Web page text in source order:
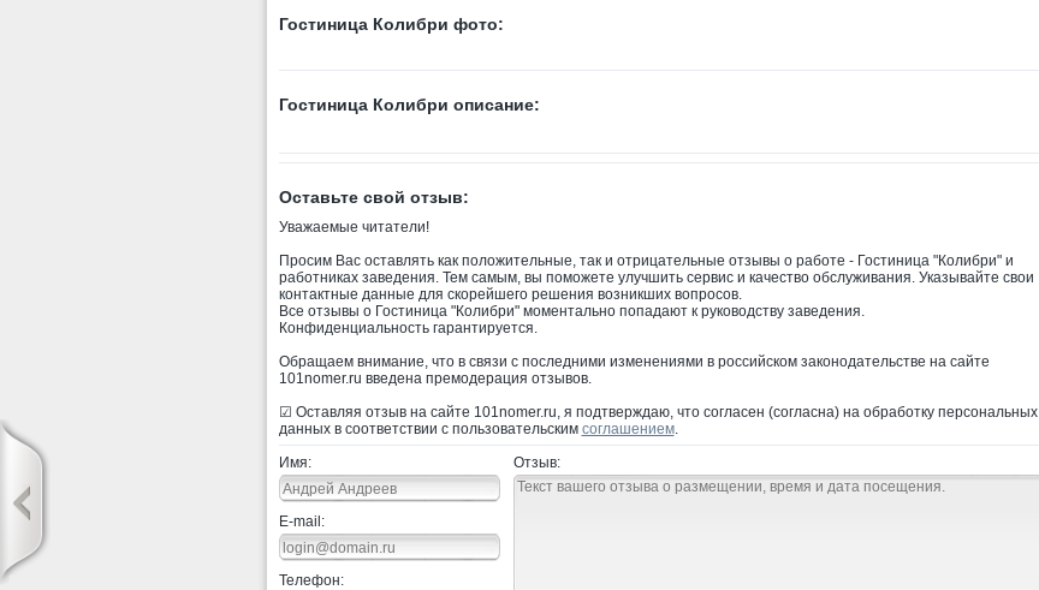
Гостиница Колибри фото:
Гостиница Колибри описание:
Оставьте свой отзыв:
Уважаемые читатели!
Просим Вас оставлять как положительные, так и отрицательные отзывы о работе - Гостиница "Колибри" и
работниках заведения. Тем самым, вы поможете улучшить сервис и качество обслуживания. Указывайте свои
контактные данные для скорейшего решения возникших вопросов.
Все отзывы о Гостиница "Колибри" моментально попадают к руководству заведения.
Конфиденциальность гарантируется.
Обращаем внимание, что в связи с последними изменениями в российском законодательстве на сайте
101nomer.ru введена премодерация отзывов.
☑ Оставляя отзыв на сайте 101nomer.ru, я подтверждаю, что согласен (согласна) на обработку персональных
данных в соответствии с пользовательским соглашением.
Имя:
E-mail:
Телефон:
Отзыв: